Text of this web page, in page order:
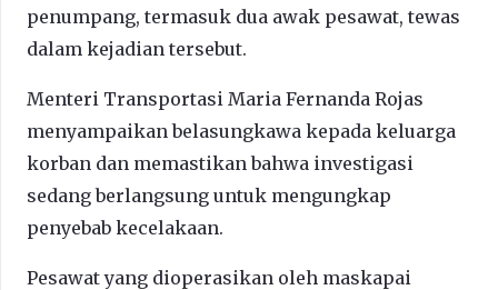
penumpang, termasuk dua awak pesawat, tewas
dalam kejadian tersebut.
Menteri Transportasi Maria Fernanda Rojas
menyampaikan belasungkawa kepada keluarga
korban dan memastikan bahwa investigasi
sedang berlangsung untuk mengungkap
penyebab kecelakaan.
Pesawat yang dioperasikan oleh maskapai